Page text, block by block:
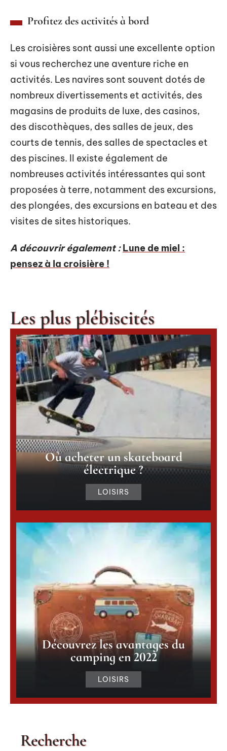
Profitez des activités à bord
Les croisières sont aussi une excellente option
si vous recherchez une aventure riche en
activités. Les navires sont souvent dotés de
nombreux divertissements et activités, des
magasins de produits de luxe, des casinos,
des discothèques, des salles de jeux, des
courts de tennis, des salles de spectacles et
des piscines. Il existe également de
nombreuses activités intéressantes qui sont
proposées à terre, notamment des excursions,
des plongées, des excursions en bateau et des
visites de sites historiques.
A découvrir également : Lune de miel :
pensez à la croisière !
Les plus plébiscités
Où acheter un skateboard
électrique ?
LOISIRS
Découvrez les avantages du
camping en 2022
LOISIRS
Recherche